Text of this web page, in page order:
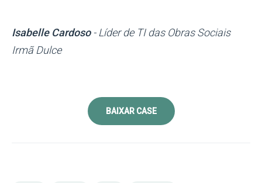
Isabelle Cardoso- Líder de TI das Obras Sociais
Irmã Dulce
BAIXAR CASE